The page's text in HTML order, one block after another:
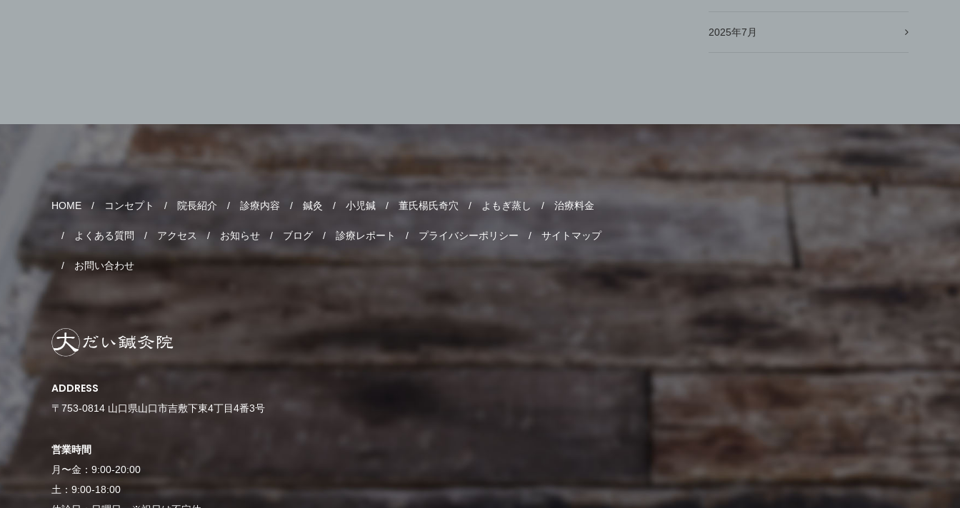
2025年7月
HOME コンセプト 院長紹介 診療内容 鍼灸 小児鍼 董氏楊氏奇穴 よもぎ蒸し 治療料金
よくある質問 アクセス お知らせ ブログ 診療レポート プライバシーポリシー サイトマップ
お問い合わせ
ADDRESS
〒753-0814 山口県山口市吉敷下東4丁目4番3号
営業時間
月〜金：9:00-20:00
土：9:00-18:00